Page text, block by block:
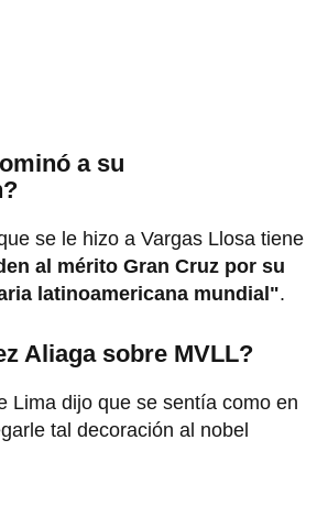
a su
se le hizo a Vargas Llosa tiene
al mérito Gran Cruz por su
latinoamericana mundial".
Aliaga sobre MVLL?
Lima dijo que se sentía como en
tal decoración al nobel